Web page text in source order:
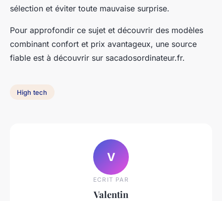
sélection et éviter toute mauvaise surprise.
Pour approfondir ce sujet et découvrir des modèles
combinant confort et prix avantageux, une source
fiable est à découvrir sur sacadosordinateur.fr.
High tech
V
ECRIT PAR
Valentin